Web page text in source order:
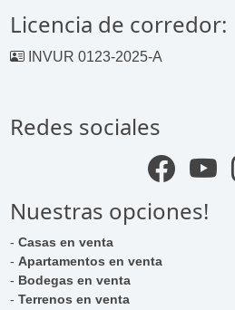
Licencia de corredor:
INVUR 0123-2025-A
Redes sociales
Nuestras opciones!
-Casas en venta
-Apartamentos en venta
- Bodegas en venta
-Terrenos en venta